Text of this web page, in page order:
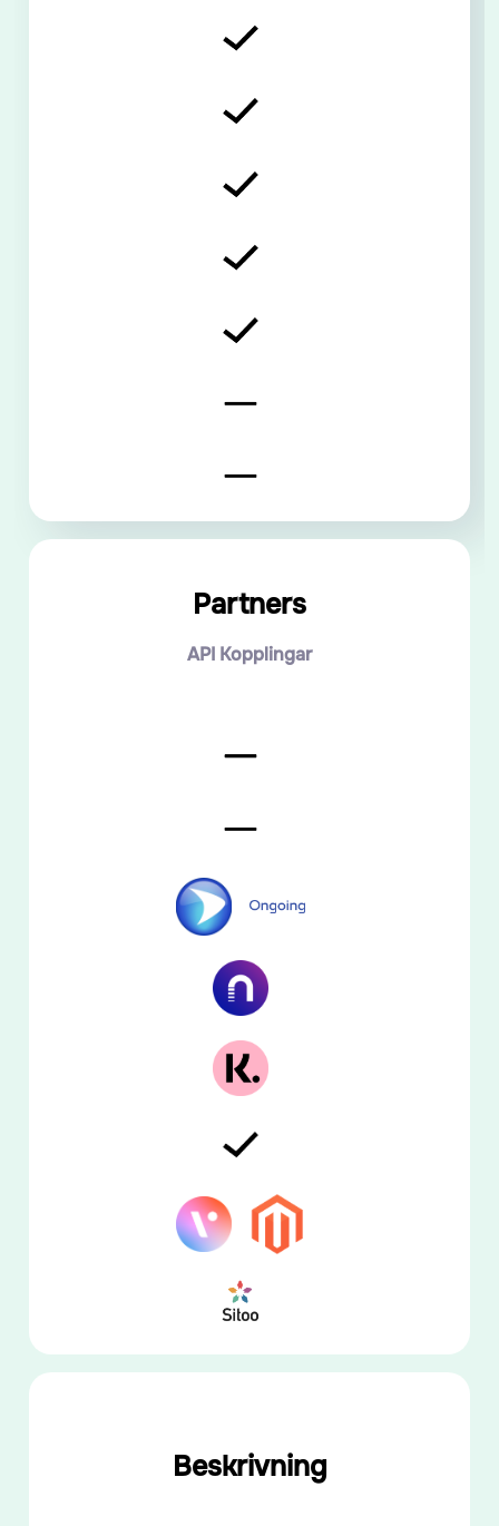
Partners
API Kopplingar
Beskrivning